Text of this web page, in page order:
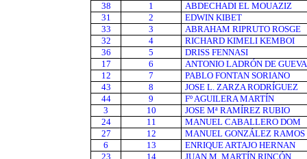
38
1
ABDECHADI EL MOUAZIZ
31
2
EDWIN KIBET
33
3
ABRAHAM RIPRUTO ROSGE
32
4
RICHARD KIMELI KEMBOI
36
5
DRISS FENNASI
17
6
ANTONIO LADRÓN DE
12
7
PABLO FONTAN SORIANO
43
8
JOSE L. ZARZA RODRÍGUEZ
44
9
Fº AGUILERA MARTÍN
3
10
JOSE Mª RAMÍREZ RUBIO
24
11
MANUEL CABALLERO DOM
27
12
MANUEL GONZÁLEZ RAMOS
6
13
ENRIQUE ARTAJO HERNAN
23
14
JUAN M. MARTÍN RINCÓN